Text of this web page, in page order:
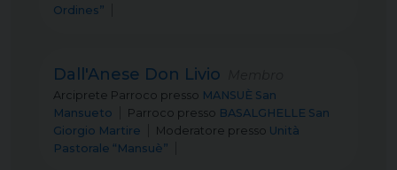
Ordines”
Dall'Anese Don Livio
Arciprete Parroco presso MANSUÈ San
Mansueto
Parroco presso BASALGHELLE San
Giorgio Martire
Moderatore presso Unità
Pastorale “Mansuè”